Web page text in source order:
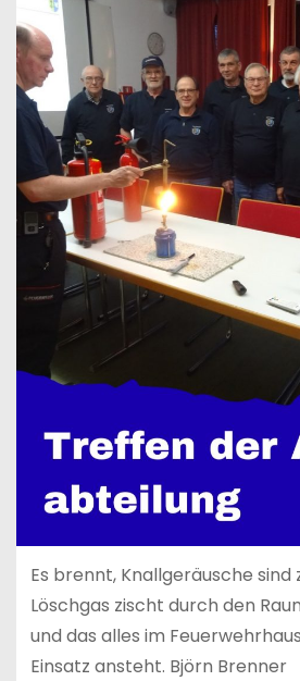
Es brennt, Knallgeräusche sind
Löschgas zischt durch den
und das alles im
Einsatz ansteht. Björn Brenner